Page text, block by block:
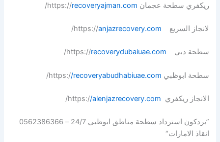
ريكفري سطحة عجمان https:// recoveryajman.com
/
لانجاز السريع https:// anjazrecovery.com
/
سطحة دبي https:// recoverydubaiuae.com
/
سطحة ابوظبي https:/ /recoveryabudhabiuae.com
/
الانجاز ريكفري https:/ /alenjazrecovery.com
/
”بردكون استرداد سطحة مناطق ابوظبي 24/7 – 0562386366
انقاذ الامارات“